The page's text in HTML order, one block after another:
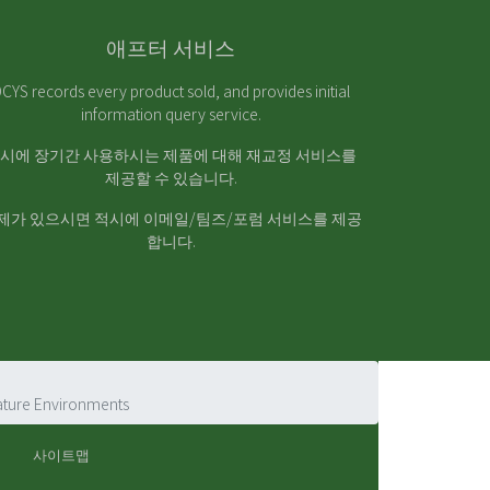
애프터 서비스
records every product sold, and provides initial
information query service.
에 장기간 사용하시는 제품에 대해 재교정 서비스를
제공할 수 있습니다.
가 있으시면 적시에 이메일/팀즈/포럼 서비스를 제공
합니다.
Environments
사이트맵